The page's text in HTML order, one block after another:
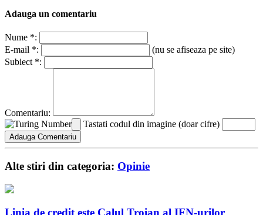
Adauga un comentariu
Nume *:
E-mail *:
(nu se afiseaza pe site)
Subiect *:
Comentariu:
Tastati codul din imagine (doar cifre)
Alte stiri din categoria: Opinie